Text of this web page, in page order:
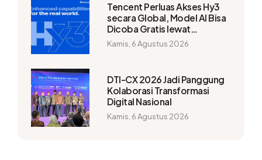
Tencent Perluas Akses Hy3
secara Global, Model AI Bisa
Dicoba Gratis lewat
WorkBuddy
Kamis, 6 Agustus 2026
DTI-CX 2026 Jadi Panggung
Kolaborasi Transformasi
Digital Nasional
Kamis, 6 Agustus 2026